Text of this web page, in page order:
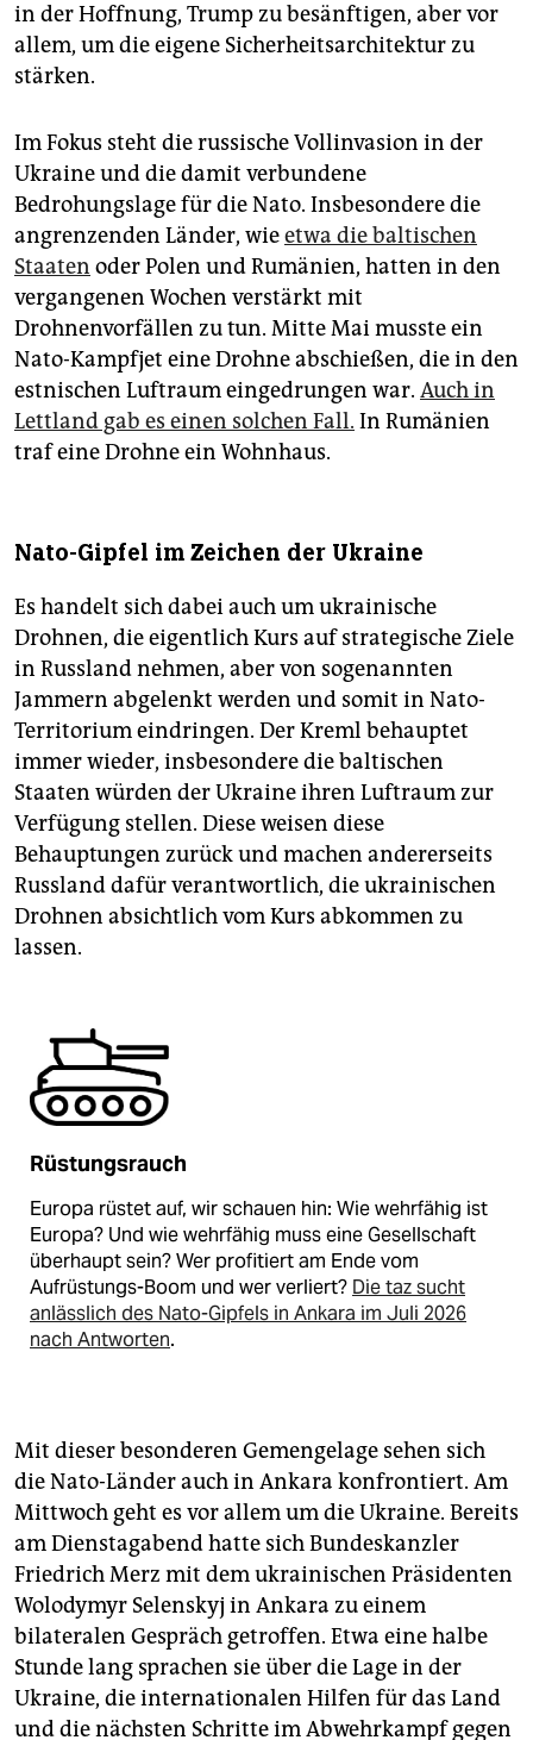
in der Hoffnung, Trump zu besänftigen, aber vor
allem, um die eigene Sicherheitsarchitektur zu
stärken.
Im Fokus steht die russische Vollinvasion in der
Ukraine und die damit verbundene
Bedrohungslage für die Nato. Insbesondere die
angrenzenden Länder, wieetwa die baltischen
Staaten oder Polen und Rumänien, hatten in den
vergangenen Wochen verstärkt mit
Drohnenvorfällen zu tun. Mitte Mai musste ein
Nato-Kampfjet eine Drohne abschießen, die in den
estnischen Luftraum eingedrungen war. Auch in
Lettland gab es einen solchen Fall. In Rumänien
traf eine Drohne ein Wohnhaus.
Nato-Gipfel im Zeichen der Ukraine
Es handelt sich dabei auch um ukrainische
Drohnen, die eigentlich Kurs auf strategische Ziele
in Russland nehmen, aber von sogenannten
Jammern abgelenkt werden und somit in Nato-
Territorium eindringen. Der Kreml behauptet
immer wieder, insbesondere die baltischen
Staaten würden der Ukraine ihren Luftraum zur
Verfügung stellen. Diese weisen diese
Behauptungen zurück und machen andererseits
Russland dafür verantwortlich, die ukrainischen
Drohnen absichtlich vom Kurs abkommen zu
lassen.
Rüstungsrauch
Europa rüstet auf, wir schauen hin: Wie wehrfähig ist
Europa? Und wie wehrfähig muss eine Gesellschaft
überhaupt sein? Wer profitiert am Ende vom
Aufrüstungs-Boom und wer verliert? Die taz sucht
anlässlich des Nato-Gipfels in Ankara im Juli 2026
nach Antworten.
Mit dieser besonderen Gemengelage sehen sich
die Nato-Länder auch in Ankara konfrontiert. Am
Mittwoch geht es vor allem um die Ukraine. Bereits
am Dienstagabend hatte sich Bundeskanzler
Friedrich Merz mit dem ukrainischen Präsidenten
Wolodymyr Selenskyj in Ankara zu einem
bilateralen Gespräch getroffen. Etwa eine halbe
Stunde lang sprachen sie über die Lage in der
Ukraine, die internationalen Hilfen für das Land
und die nächsten Schritte im Abwehrkampf gegen